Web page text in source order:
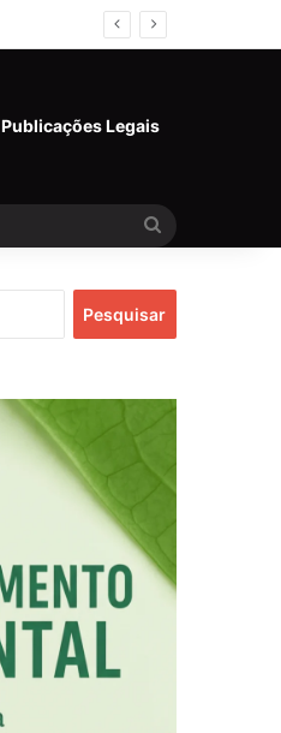
Publicações Legais
Procurar
por: